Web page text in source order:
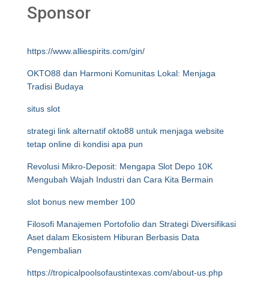
Sponsor
https://www.alliespirits.com/gin/
OKTO88 dan Harmoni Komunitas Lokal: Menjaga
Tradisi Budaya
situs slot
strategi link alternatif okto88 untuk menjaga website
tetap online di kondisi apa pun
Revolusi Mikro-Deposit: Mengapa Slot Depo 10K
Mengubah Wajah Industri dan Cara Kita Bermain
slot bonus new member 100
Filosofi Manajemen Portofolio dan Strategi Diversifikasi
Aset dalam Ekosistem Hiburan Berbasis Data
Pengembalian
https://tropicalpoolsofaustintexas.com/about-us.php